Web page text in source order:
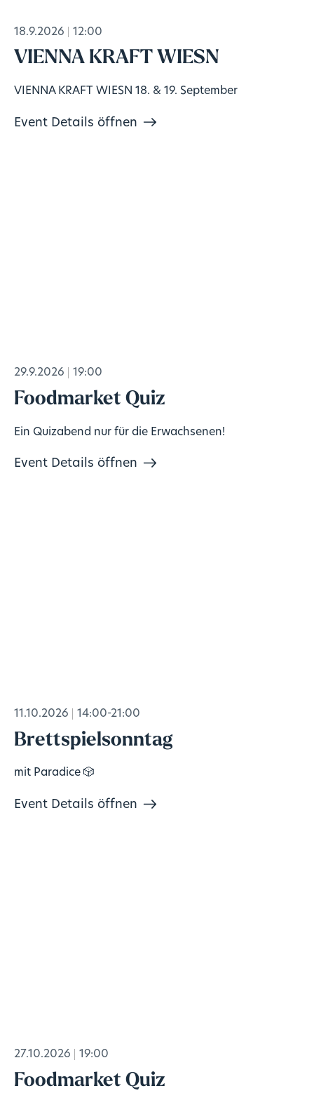
18.9.2026 12:00
VIENNA KRAFT WIESN
VIENNA KRAFT WIESN 18. & 19. September
Event Details öffnen
29.9.2026 19:00
Foodmarket Quiz
Ein Quizabend nur für die Erwachsenen!
Event Details öffnen
11.10.2026 14:00-21:00
Brettspielsonntag
mit Paradice 🎲
Event Details öffnen
27.10.2026 19:00
Foodmarket Quiz